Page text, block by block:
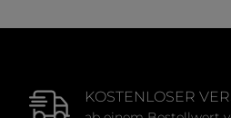
KOSTENLOSER